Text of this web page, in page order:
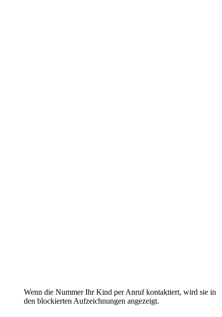
Wenn die Nummer Ihr Kind per Anruf kontaktiert, wird sie in
den blockierten Aufzeichnungen angezeigt.